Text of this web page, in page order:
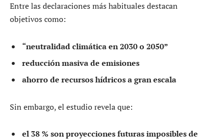
Entre las declaraciones más habituales destacan
objetivos como:
“neutralidad climática en 2030 o 2050”
reducción masiva de emisiones
ahorro de recursos hídricos a gran escala
Sin embargo, el estudio revela que:
el 38 % son proyecciones futuras imposibles de